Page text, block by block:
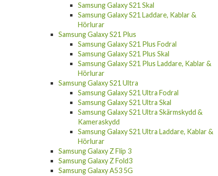
Samsung Galaxy S21 Laddare, Kablar &
Hörlurar
Samsung Galaxy S21 Plus
Samsung Galaxy S21 Plus Fodral
Samsung Galaxy S21 Plus Skal
Samsung Galaxy S21 Plus Laddare, Kablar &
Hörlurar
Samsung Galaxy S21 Ultra
Samsung Galaxy S21 Ultra Fodral
Samsung Galaxy S21 Ultra Skal
Samsung Galaxy S21 Ultra Skärmskydd &
Kameraskydd
Samsung Galaxy S21 Ultra Laddare, Kablar &
Hörlurar
Samsung Galaxy Z Flip 3
Samsung Galaxy Z Fold3
Samsung Galaxy A53 5G
Samsung Galaxy A53 5G Fodral